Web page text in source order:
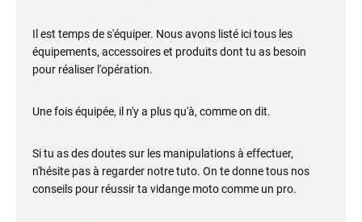
Il est temps de s'équiper. Nous avons listé ici tous les
équipements, accessoires et produits dont tu as besoin
pour réaliser l'opération.
Une fois équipée, il n'y a plus qu'à, comme on dit.
Si tu as des doutes sur les manipulations à effectuer,
n'hésite pas à regarder notre tuto. On te donne tous nos
conseils pour réussir ta vidange moto comme un pro.